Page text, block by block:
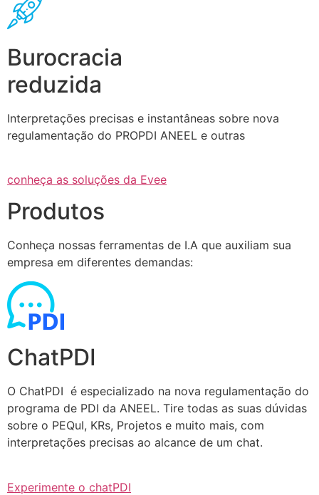
Burocracia
reduzida
Interpretações precisas e instantâneas sobre nova
regulamentação do PROPDI ANEEL e outras
conheça as soluções da Evee
Produtos
Conheça nossas ferramentas de I.A que auxiliam sua
empresa em diferentes demandas:
ChatPDI
O ChatPDI é especializado na nova regulamentação do
programa de PDI da ANEEL. Tire todas as suas dúvidas
sobre o PEQuI, KRs, Projetos e muito mais, com
interpretações precisas ao alcance de um chat.
Experimente o chatPDI